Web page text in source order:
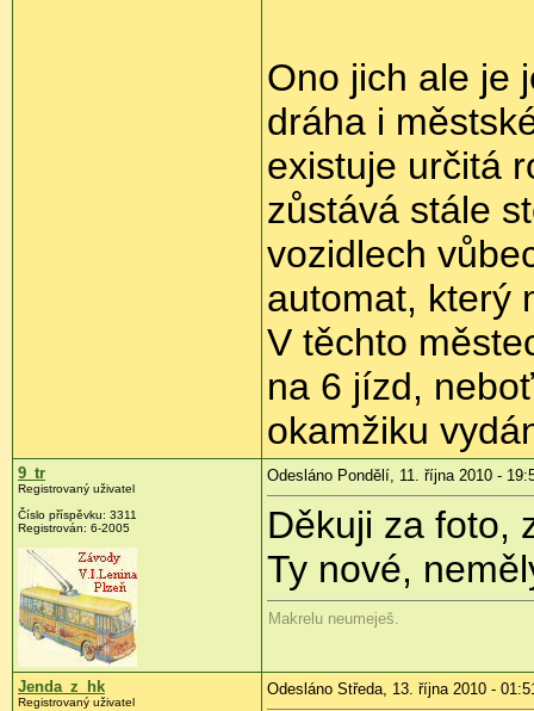
Ono jich ale je
dráha i
existuje určitá
zůstává stále
vozidlech
automat, který
V těchto
na 6 jízd,
okamžiku
9_tr
Registrovaný uživatel
Číslo příspěvku: 3311
Registrován: 6-2005
Odesláno Pondělí, 11. října 2010 -
Děkuji za foto,
Ty nové,
Makrelu neumeješ.
Jenda_z_hk
Registrovaný uživatel
Odesláno Středa, 13. října 2010 -